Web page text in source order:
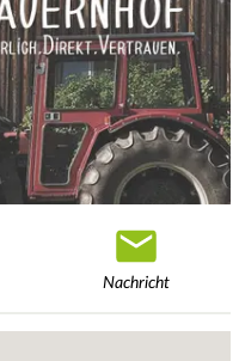
Nachricht